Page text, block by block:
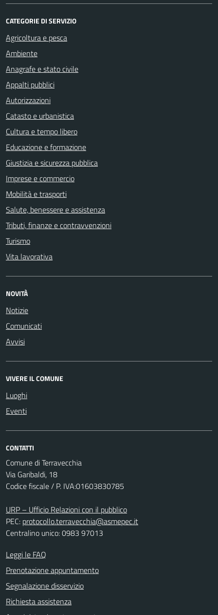
CATEGORIE DI SERVIZIO
Agricoltura e pesca
Ambiente
Anagrafe e stato civile
Appalti pubblici
Autorizzazioni
Catasto e urbanistica
Cultura e tempo libero
Educazione e formazione
Giustizia e sicurezza pubblica
Imprese e commercio
Mobilità e trasporti
Salute, benessere e assistenza
Tributi, finanze e contravvenzioni
Turismo
Vita lavorativa
NOVITÀ
Notizie
Comunicati
Avvisi
VIVERE IL COMUNE
Luoghi
Eventi
CONTATTI
Comune di Terravecchia
Via Garibaldi, 18
Codice fiscale / P. IVA:01603830785
URP – Ufficio Relazioni con il pubblico
PEC: protocollo.terravecchia@asmepec.it
Centralino unico: 0983 97013
Leggi le FAQ
Prenotazione appuntamento
Segnalazione disservizio
Richiesta assistenza